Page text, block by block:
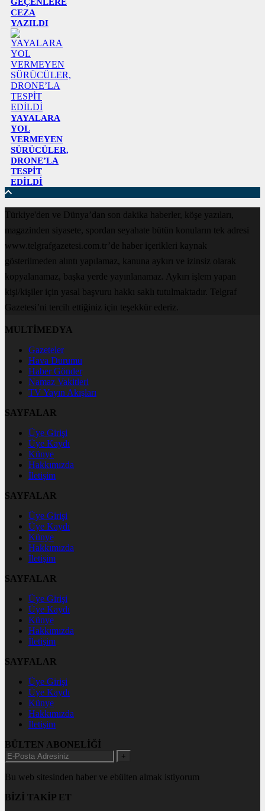
CEZA
YAZILDI
YAYALARA
YOL
VERMEYEN
SÜRÜCÜLER,
DRONE’LA
TESPİT
EDİLDİ
Türkiye'den ve Dünya’dan son dakika haberler, köşe yazıları,
magazinden siyasete, spordan seyahate bütün konuların tek adresi
www.telgrafgazetesi.com.tr’de haber içerikleri kaynak
gösterilmeden alıntı yapılamaz, kanuna aykırı ve izinsiz olarak
kopyalanamaz, başka yerde yayınlanamaz. Aykırı işlem yapan
kişi/kişiler için yasal başvuru hakkı saklı tutulmaktadır. Telgraf
Gazetesi’ni tercih ettiğiniz için teşekkür ederiz.
MULTİMEDYA
Gazeteler
Hava Durumu
Haber Gönder
Namaz Vakitleri
TV Yayın Akışları
SAYFALAR
Üye Girişi
Üye Kaydı
Künye
Hakkımızda
İletişim
SAYFALAR
Üye Girişi
Üye Kaydı
Künye
Hakkımızda
İletişim
SAYFALAR
Üye Girişi
Üye Kaydı
Künye
Hakkımızda
İletişim
SAYFALAR
Üye Girişi
Üye Kaydı
Künye
Hakkımızda
İletişim
BÜLTEN ABONELİĞİ
+
Bu web sitesinden haber ve ebülten almak istiyorum
BİZİ TAKİP ET